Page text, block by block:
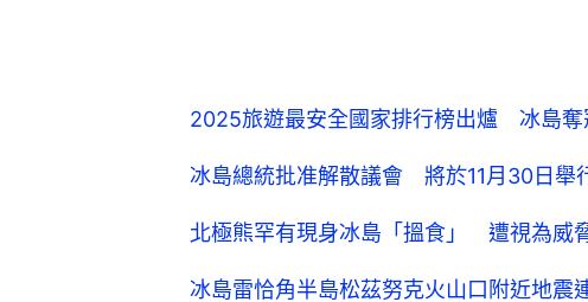
2025旅遊最安全國家排行榜出爐 冰島
冰島總統批准解散議會 將於11月30日舉
北極熊罕有現身冰島「搵食」 遭視為威
冰島雷恰角半島松茲努克火山口附近地